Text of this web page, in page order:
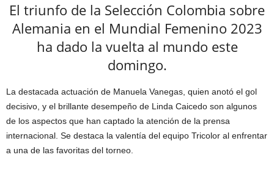
El triunfo de la Selección Colombia sobre
Alemania en el Mundial Femenino 2023
ha dado la vuelta al mundo este
domingo.
La destacada actuación de Manuela Vanegas, quien anotó el gol
decisivo, y el brillante desempeño de Linda Caicedo son algunos
de los aspectos que han captado la atención de la prensa
internacional. Se destaca la valentía del equipo Tricolor al enfrentar
a una de las favoritas del torneo.